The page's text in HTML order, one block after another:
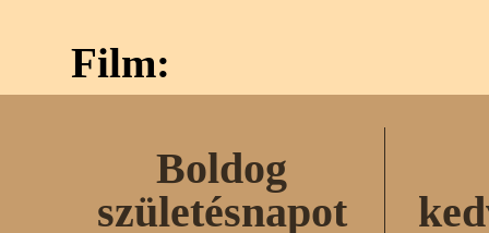
Film:
Boldog
születésnapot